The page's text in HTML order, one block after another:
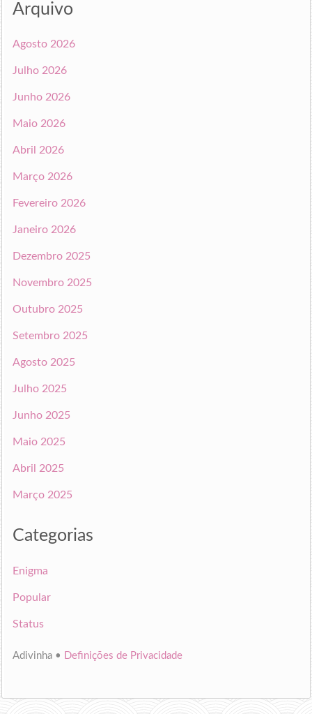
Arquivo
Agosto 2026
Julho 2026
Junho 2026
Maio 2026
Abril 2026
Março 2026
Fevereiro 2026
Janeiro 2026
Dezembro 2025
Novembro 2025
Outubro 2025
Setembro 2025
Agosto 2025
Julho 2025
Junho 2025
Maio 2025
Abril 2025
Março 2025
Categorias
Enigma
Popular
Status
Adivinha • Definições de Privacidade